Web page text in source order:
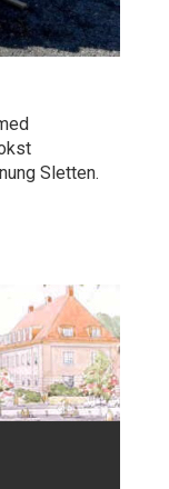
Sletten.